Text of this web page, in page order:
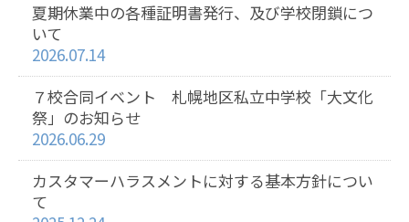
夏期休業中の各種証明書発行、及び学校閉鎖につ
いて
2026.07.14
７校合同イベント 札幌地区私立中学校「大文化
祭」のお知らせ
2026.06.29
カスタマーハラスメントに対する基本方針につい
て